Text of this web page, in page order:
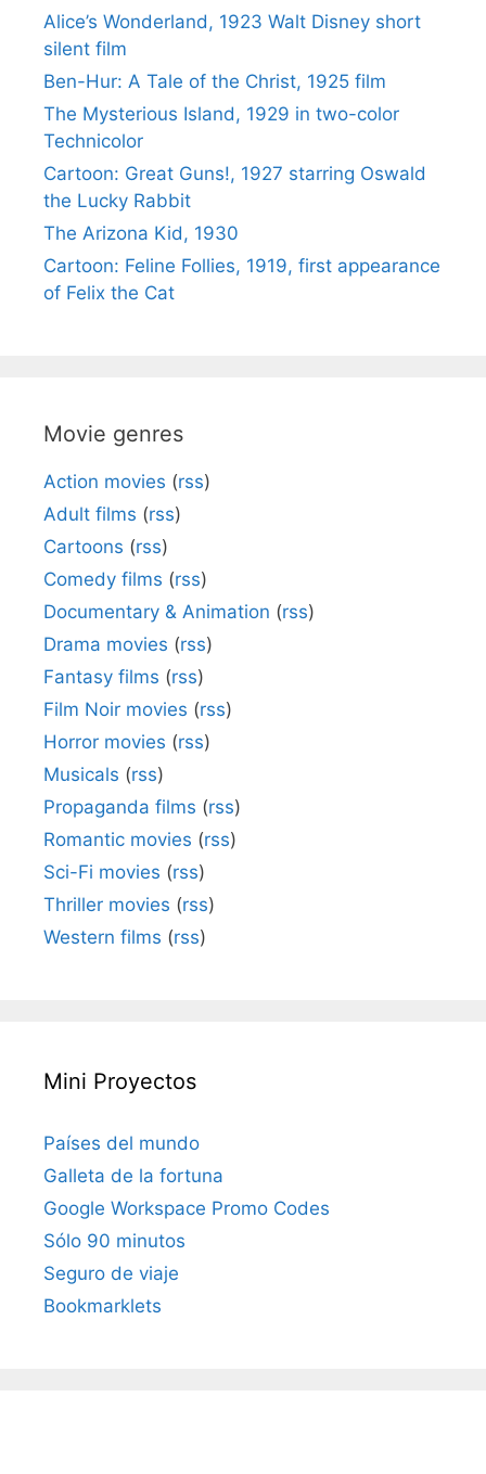
Alice’s Wonderland, 1923 Walt Disney short
silent film
Ben-Hur: A Tale of the Christ, 1925 film
The Mysterious Island, 1929 in two-color
Technicolor
Cartoon: Great Guns!, 1927 starring Oswald
the Lucky Rabbit
The Arizona Kid, 1930
Cartoon: Feline Follies, 1919, first appearance
of Felix the Cat
Movie genres
Action movies (rss)
Adult films (rss)
Cartoons (rss)
Comedy films (rss)
Documentary & Animation (rss)
Drama movies (rss)
Fantasy films (rss)
Film Noir movies (rss)
Horror movies (rss)
Musicals (rss)
Propaganda films (rss)
Romantic movies (rss)
Sci-Fi movies (rss)
Thriller movies (rss)
Western films (rss)
Mini Proyectos
Países del mundo
Galleta de la fortuna
Google Workspace Promo Codes
Sólo 90 minutos
Seguro de viaje
Bookmarklets